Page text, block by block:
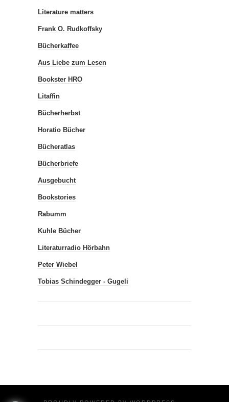
Literature matters
Frank O. Rudkoffsky
Bücherkaffee
Aus Liebe zum Lesen
Bookster HRO
Litaffin
Bücherherbst
Horatio Bücher
Bücheratlas
Bücherbriefe
Ausgebucht
Bookstories
Rabumm
Kuhle Bücher
Literaturradio Hörbahn
Peter Wiebel
Tobias Schindegger - Gugeli